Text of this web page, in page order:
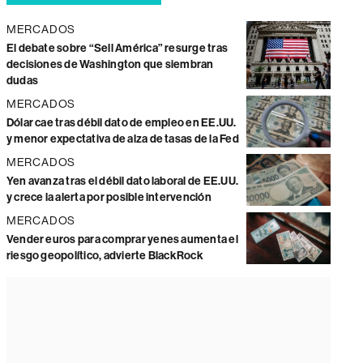
MERCADOS
El debate sobre “Sell América” resurge tras
decisiones de Washington que siembran
dudas
MERCADOS
Dólar cae tras débil dato de empleo en EE.UU.
y menor expectativa de alza de tasas de la Fed
MERCADOS
Yen avanza tras el débil dato laboral de EE.UU.
y crece la alerta por posible intervención
MERCADOS
Vender euros para comprar yenes aumenta el
riesgo geopolítico, advierte BlackRock